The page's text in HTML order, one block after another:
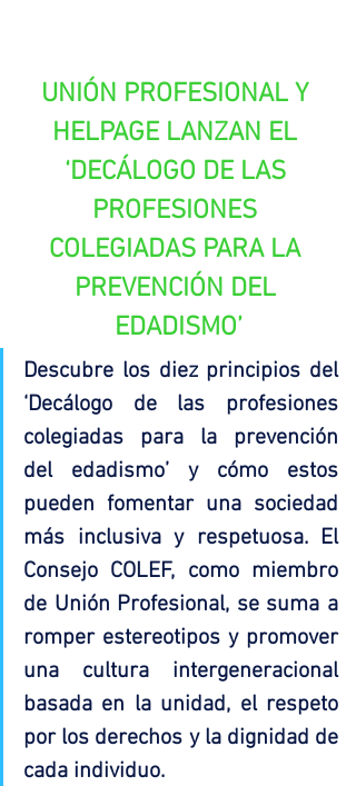
UNIÓN PROFESIONAL Y
HELPAGE LANZAN EL
‘DECÁLOGO DE LAS
PROFESIONES
COLEGIADAS PARA LA
PREVENCIÓN DEL
EDADISMO’
Descubre los diez principios del
‘Decálogo de las profesiones
colegiadas para la prevención
del edadismo’ y cómo estos
pueden fomentar una sociedad
más inclusiva y respetuosa. El
Consejo COLEF, como miembro
de Unión Profesional, se suma a
romper estereotipos y promover
una cultura intergeneracional
basada en la unidad, el respeto
por los derechos y la dignidad de
cada individuo.